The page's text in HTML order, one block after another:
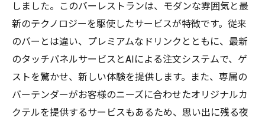
しました。このバーレストランは、モダンな雰囲気と最
新のテクノロジーを駆使したサービスが特徴です。従来
のバーとは違い、プレミアムなドリンクとともに、最新
のタッチパネルサービスとAIによる注文システムで、ゲ
ストを驚かせ、新しい体験を提供します。また、専属の
バーテンダーがお客様のニーズに合わせたオリジナルカ
クテルを提供するサービスもあるため、思い出に残る夜